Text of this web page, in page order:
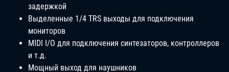
задержкой
Выделенные 1/4 TRS выходы для подключения
мониторов
MIDI I/O для подключения синтезаторов, контроллеров
и т.д.
Мощный выход для наушников